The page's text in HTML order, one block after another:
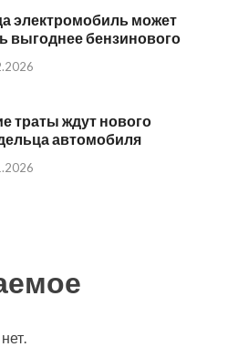
электромобиль может
выгоднее бензинового
траты ждут нового
автомобиля